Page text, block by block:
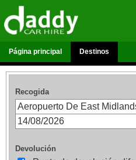
Página principal Destinos
Recogida
Devolución